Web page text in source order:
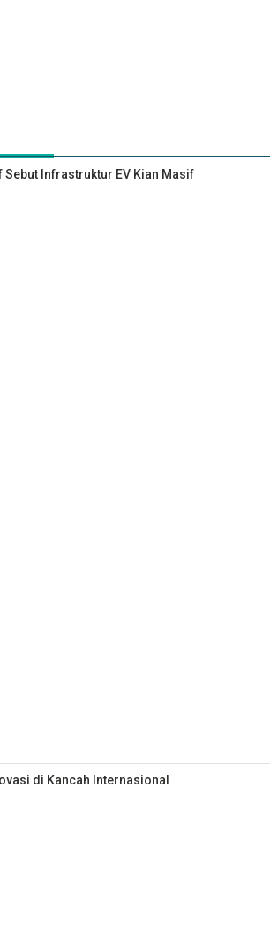
Sebut Infrastruktur EV Kian Masif
di Kancah Internasional